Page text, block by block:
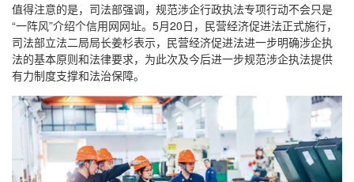
值得注意的是，司法部强调，规范涉企行政执法专项行动不会只是
“一阵风”介绍个信用网网址。5月20日，民营经济促进法正式施行，
司法部立法二局局长姜杉表示，民营经济促进法进一步明确涉企执
法的基本原则和法律要求，为此次及今后进一步规范涉企执法提供
有力制度支撑和法治保障。